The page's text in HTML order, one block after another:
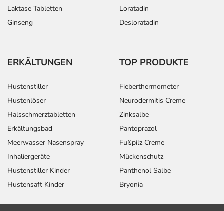
Laktase Tabletten
Ginseng
Loratadin
Desloratadin
ERKÄLTUNGEN
Hustenstiller
Hustenlöser
Halsschmerztabletten
Erkältungsbad
Meerwasser Nasenspray
Inhaliergeräte
Hustenstiller Kinder
Hustensaft Kinder
TOP PRODUKTE
Fieberthermometer
Neurodermitis Creme
Zinksalbe
Pantoprazol
Fußpilz Creme
Mückenschutz
Panthenol Salbe
Bryonia